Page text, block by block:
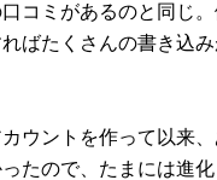
コミがあるのと同じ
ばたくさんの書き込
ウントを作って以来
たので、たまには進